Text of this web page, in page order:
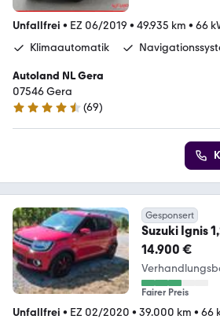
Unfallfrei • EZ 06/2019 • 49.935 km • 66
Klimaautomatik
Autoland NL Gera
07546 Gera
4.6 Sterne
(69)
Gesponsert
Suzuki Ignis
Comfort+
14.900 €
Fairer Preis
Unfallfrei • EZ 02/2020 • 39.000 km • 66